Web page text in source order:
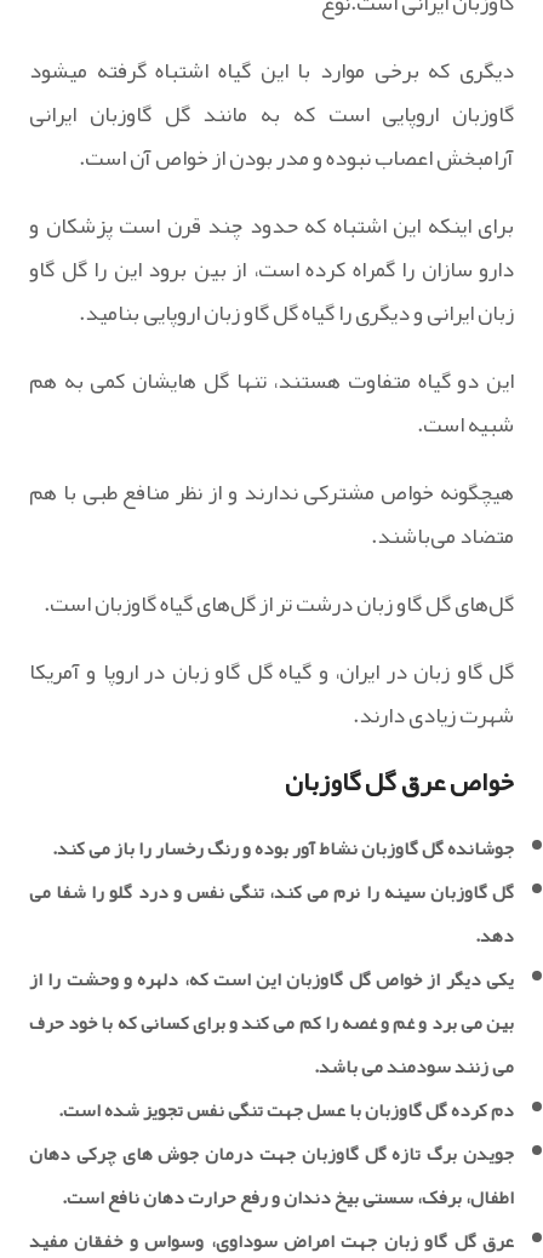
دیگری که برخی موارد با این گیاه اشتباه گرفته میشود
گاوزبان اروپایی است که به مانند گل گاوزبان ایرانی
آرامبخش اعصاب نبوده و مدر بودن از خواص آن است.
برای اینکه این اشتباه که حدود چند قرن است پزشکان و
دارو سازان را گمراه کرده است، از بین برود این را گل گاو
زبان ایرانی و دیگری را گیاه گل گاو زبان اروپایی بنامید.
این دو گیاه متفاوت هستند، تنها گل هایشان کمی به هم
شبیه است.
هیچگونه خواص مشترکی ندارند و از نظر منافع طبی با هم
متضاد می‌باشند.
گل‌های گل گاو زبان درشت تر از گل‌های گیاه گاوزبان است.
گل گاو زبان در ایران، و گیاه گل گاو زبان در اروپا و آمریکا
شهرت زیادی دارند.
خواص عرق گل گاوزبان
جوشانده گل گاوزبان نشاط آور بوده و رنگ رخسار را باز می کند.
گل گاوزبان سینه را نرم می کند، تنگی نفس و درد گلو را شفا می
دهد.
یکی دیگر از خواص گل گاوزبان این است که، دلهره و وحشت را از
بین می برد و غم و غصه را کم می کند و برای کسانی که با خود حرف
می زنند سودمند می باشد.
دم کرده گل گاوزبان با عسل جهت تنگی نفس تجویز شده است.
جویدن برگ تازه گل گاوزبان جهت درمان جوش های چرکی دهان
اطفال، برفک، سستی بیخ دندان و رفع حرارت دهان نافع است.
عرق گل گاو زبان جهت امراض سوداوی، وسواس و خفقان مفید